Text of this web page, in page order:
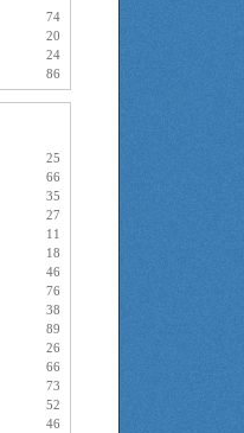
74
20
24
86
25
66
35
27
11
18
46
76
38
89
26
66
73
52
46